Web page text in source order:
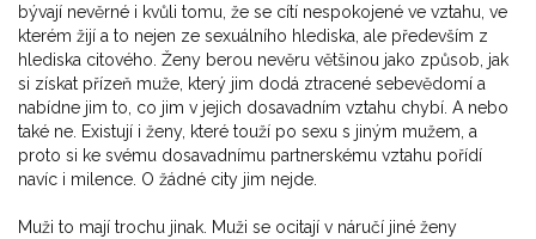
bývají nevěrné i kvůli tomu, že se cítí nespokojené ve vztahu, ve
kterém žijí a to nejen ze sexuálního hlediska, ale především z
hlediska citového. Ženy berou nevěru většinou jako způsob, jak
si získat přízeň muže, který jim dodá ztracené sebevědomí a
nabídne jim to, co jim v jejich dosavadním vztahu chybí. A nebo
také ne. Existují i ženy, které touží po sexu s jiným mužem, a
proto si ke svému dosavadnímu partnerskému vztahu pořídí
navíc i milence. O žádné city jim nejde.
Muži to mají trochu jinak. Muži se ocitají v náručí jiné ženy